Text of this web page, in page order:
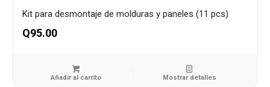
Kit para desmontaje de molduras y paneles (11 pcs)
Q95.00
Añadir al carrito Mostrar detalles